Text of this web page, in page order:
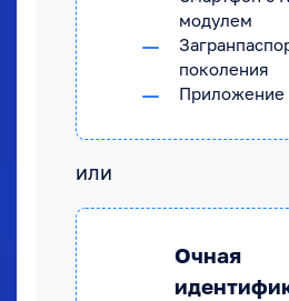
модулем
поколения
Приложение
или
Очная